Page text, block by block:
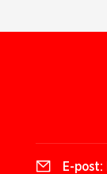
E-post: